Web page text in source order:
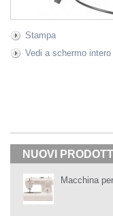
Stampa
Vedi a schermo intero
NUOVI PRODOTTI
Macchina